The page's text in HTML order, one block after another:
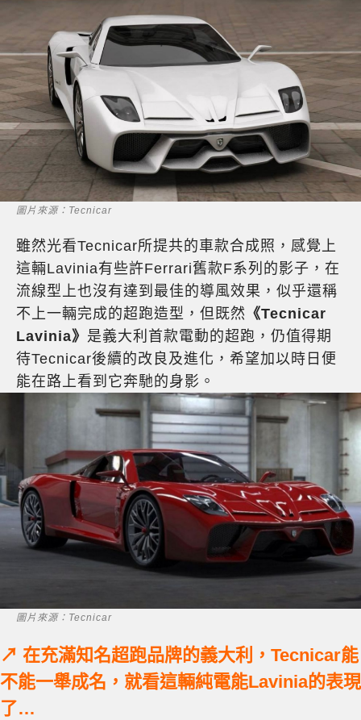
圖片來源：Tecnicar
雖然光看Tecnicar所提共的車款合成照，感覺上
這輛Lavinia有些許Ferrari舊款F系列的影子，在
流線型上也沒有達到最佳的導風效果，似乎還稱
不上一輛完成的超跑造型，但既然 《Tecnicar
Lavinia》 是義大利首款電動的超跑，仍值得期
待Tecnicar後續的改良及進化，希望加以時日便
能在路上看到它奔馳的身影。
圖片來源：Tecnicar
↗ 在充滿知名超跑品牌的義大利，Tecnicar能
不能一舉成名，就看這輛純電能Lavinia的表現
了…